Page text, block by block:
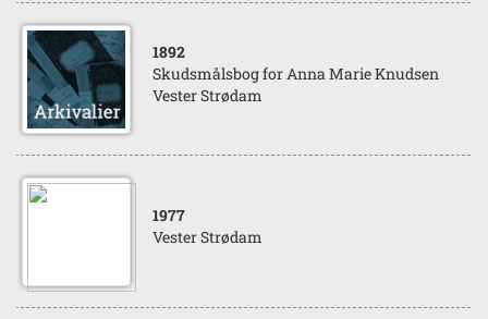
1892
Skudsmålsbog for Anna Marie Knudsen
Vester Strødam
1977
Vester Strødam